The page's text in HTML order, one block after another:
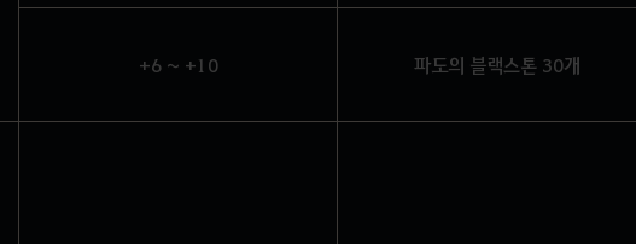
+6 ~ +10 파도의 블랙스톤 30개